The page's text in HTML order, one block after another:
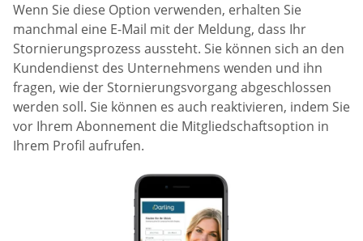
Wenn Sie diese Option verwenden, erhalten Sie
manchmal eine E-Mail mit der Meldung, dass Ihr
Stornierungsprozess aussteht. Sie können sich an den
Kundendienst des Unternehmens wenden und ihn
fragen, wie der Stornierungsvorgang abgeschlossen
werden soll. Sie können es auch reaktivieren, indem Sie
vor Ihrem Abonnement die Mitgliedschaftsoption in
Ihrem Profil aufrufen.